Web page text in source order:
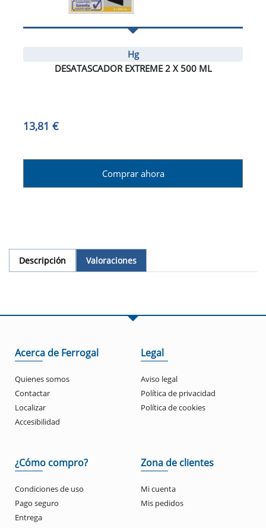
Hg
DESATASCADOR EXTREME 2 X 500 ML
13,81 €
Comprar ahora
Descripción Valoraciones
Acerca de Ferrogal
Quienes somos
Contactar
Localizar
Accesibilidad
Legal
Aviso legal
Política de privacidad
Política de cookies
¿Cómo compro?
Condiciones de uso
Pago seguro
Entrega
Zona de clientes
Mi cuenta
Mis pedidos